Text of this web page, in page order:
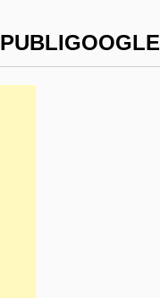
PUBLIGOOGLE